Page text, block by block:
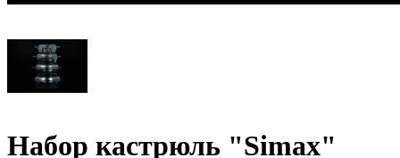
Набор кастрюль "Simax"